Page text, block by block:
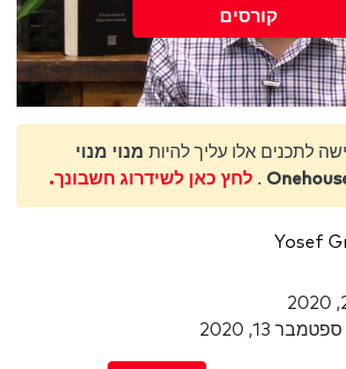
קורסים
לתכנים אלו עליך להיות מנוי מנוי
. לחץ כאן לשידרוג חשבונך.
Yosef
ספטמבר 13, 2020